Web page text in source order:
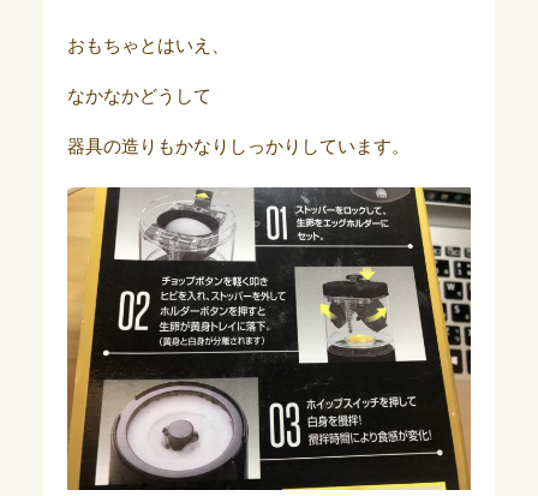
おもちゃとはいえ、
なかなかどうして
器具の造りもかなりしっかりしています。